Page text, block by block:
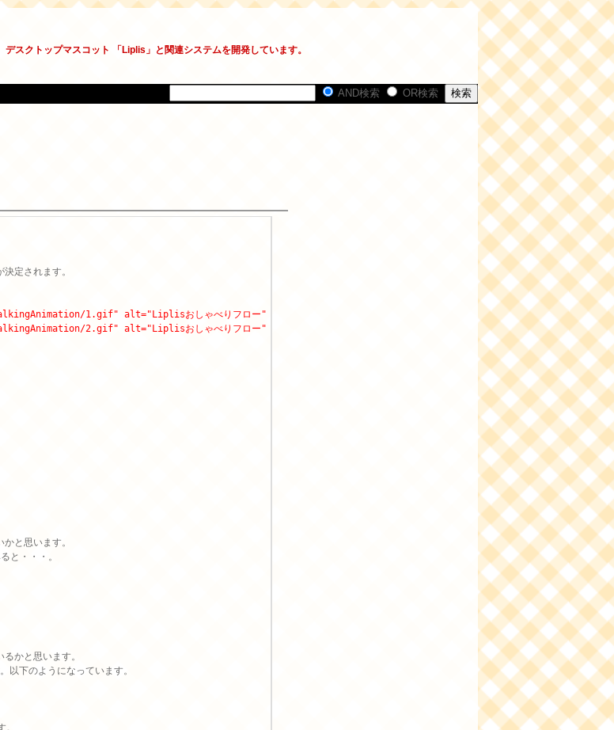
デスクトップマスコット 「Liplis」と関連システムを開発しています。
AND検索 OR検索
1.gif" alt="Liplisおしゃべりフロー" />
2.gif" alt="Liplisおしゃべりフロー" />
と思います。
と・・・。
かと思います。
下のようになっています。